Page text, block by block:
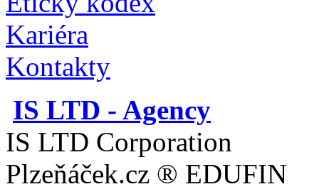
Kariéra
Kontakty
IS LTD - Agency
IS LTD Corporation
Plzeňáček.cz ® EDUFIN